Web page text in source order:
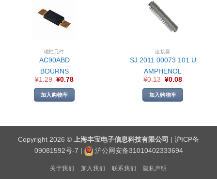
磁性元件
AC90ABD
BOURNS
¥1.29 ¥0.78
加入购物车
连接器
SJ 2011 00073 101 U
AMPHENOL
¥0.13 ¥0.08
加入购物车
Copyright 2026 © 上海丰宝电子信息科技有限公司 | 沪ICP备
09081592号-7 | 沪公网安备31010402333694
关于我们 加入我们 联系我们 隐私声明